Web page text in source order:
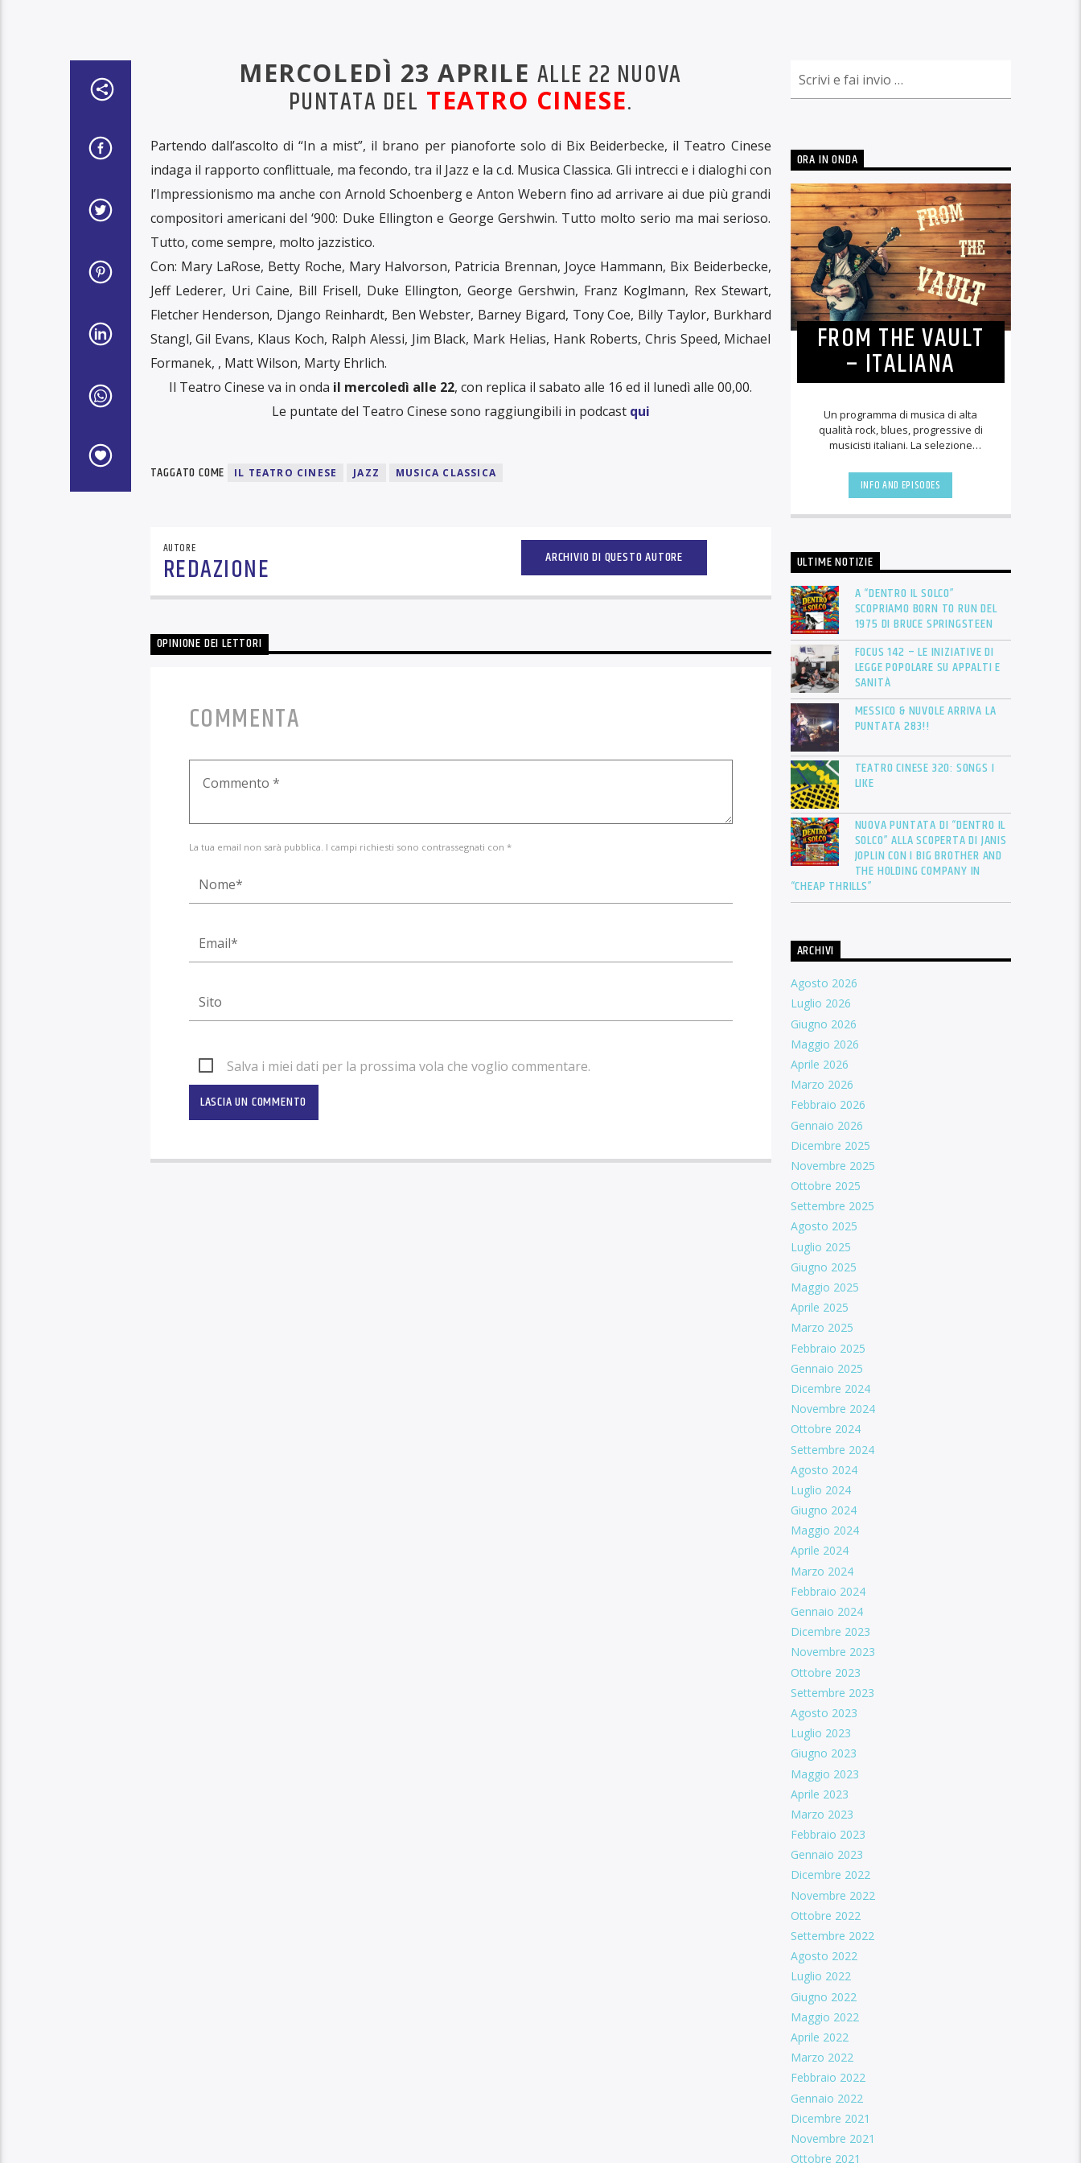
MERCOLEDÌ 23 APRILE ALLE 22 NUOVA
PUNTATA DEL TEATRO CINESE.
Partendo dall’ascolto di “In a mist”, il brano per pianoforte solo di Bix Beiderbecke, il Teatro Cinese
indaga il rapporto conflittuale, ma fecondo, tra il Jazz e la c.d. Musica Classica. Gli intrecci e i dialoghi con
l’Impressionismo ma anche con Arnold Schoenberg e Anton Webern fino ad arrivare ai due più grandi
compositori americani del ‘900: Duke Ellington e George Gershwin. Tutto molto serio ma mai serioso.
Tutto, come sempre, molto jazzistico.
Con: Mary LaRose, Betty Roche, Mary Halvorson, Patricia Brennan, Joyce Hammann, Bix Beiderbecke,
Jeff Lederer, Uri Caine, Bill Frisell, Duke Ellington, George Gershwin, Franz Koglmann, Rex Stewart,
Fletcher Henderson, Django Reinhardt, Ben Webster, Barney Bigard, Tony Coe, Billy Taylor, Burkhard
Stangl, Gil Evans, Klaus Koch, Ralph Alessi, Jim Black, Mark Helias, Hank Roberts, Chris Speed, Michael
Formanek, , Matt Wilson, Marty Ehrlich.
Il Teatro Cinese va in onda il mercoledì alle 22, con replica il sabato alle 16 ed il lunedì alle 00,00.
Le puntate del Teatro Cinese sono raggiungibili in podcast qui
TAGGATO COME IL TEATRO CINESE JAZZ MUSICA CLASSICA
AUTORE
REDAZIONE ARCHIVIO DI QUESTO AUTORE
OPINIONE DEI LETTORI
COMMENTA
La tua email non sarà pubblica. I campi richiesti sono contrassegnati con *
Salva i miei dati per la prossima vola che voglio commentare.
ORA IN ONDA
FROM THE VAULT
– ITALIANA
Un programma di musica di alta
qualità rock, blues, progressive di
musicisti italiani. La selezione
presentazioni. Da [...]
INFO AND EPISODES
ULTIME NOTIZIE
A “DENTRO IL SOLCO”
SCOPRIAMO BORN TO RUN DEL
1975 DI BRUCE SPRINGSTEEN
FOCUS 142 – LE INIZIATIVE DI
LEGGE POPOLARE SU APPALTI E
SANITÀ
MESSICO & NUVOLE ARRIVA LA
PUNTATA 283!!
TEATRO CINESE 320: SONGS I
LIKE
NUOVA PUNTATA DI “DENTRO IL
SOLCO” ALLA SCOPERTA DI JANIS
JOPLIN CON I BIG BROTHER AND
THE HOLDING COMPANY IN
“CHEAP THRILLS”
ARCHIVI
Agosto 2026
Luglio 2026
Giugno 2026
Maggio 2026
Aprile 2026
Marzo 2026
Febbraio 2026
Gennaio 2026
Dicembre 2025
Novembre 2025
Ottobre 2025
Settembre 2025
Agosto 2025
Luglio 2025
Giugno 2025
Maggio 2025
Aprile 2025
Marzo 2025
Febbraio 2025
Gennaio 2025
Dicembre 2024
Novembre 2024
Ottobre 2024
Settembre 2024
Agosto 2024
Luglio 2024
Giugno 2024
Maggio 2024
Aprile 2024
Marzo 2024
Febbraio 2024
Gennaio 2024
Dicembre 2023
Novembre 2023
Ottobre 2023
Settembre 2023
Agosto 2023
Luglio 2023
Giugno 2023
Maggio 2023
Aprile 2023
Marzo 2023
Febbraio 2023
Gennaio 2023
Dicembre 2022
Novembre 2022
Ottobre 2022
Settembre 2022
Agosto 2022
Luglio 2022
Giugno 2022
Maggio 2022
Aprile 2022
Marzo 2022
Febbraio 2022
Gennaio 2022
Dicembre 2021
Novembre 2021
Ottobre 2021